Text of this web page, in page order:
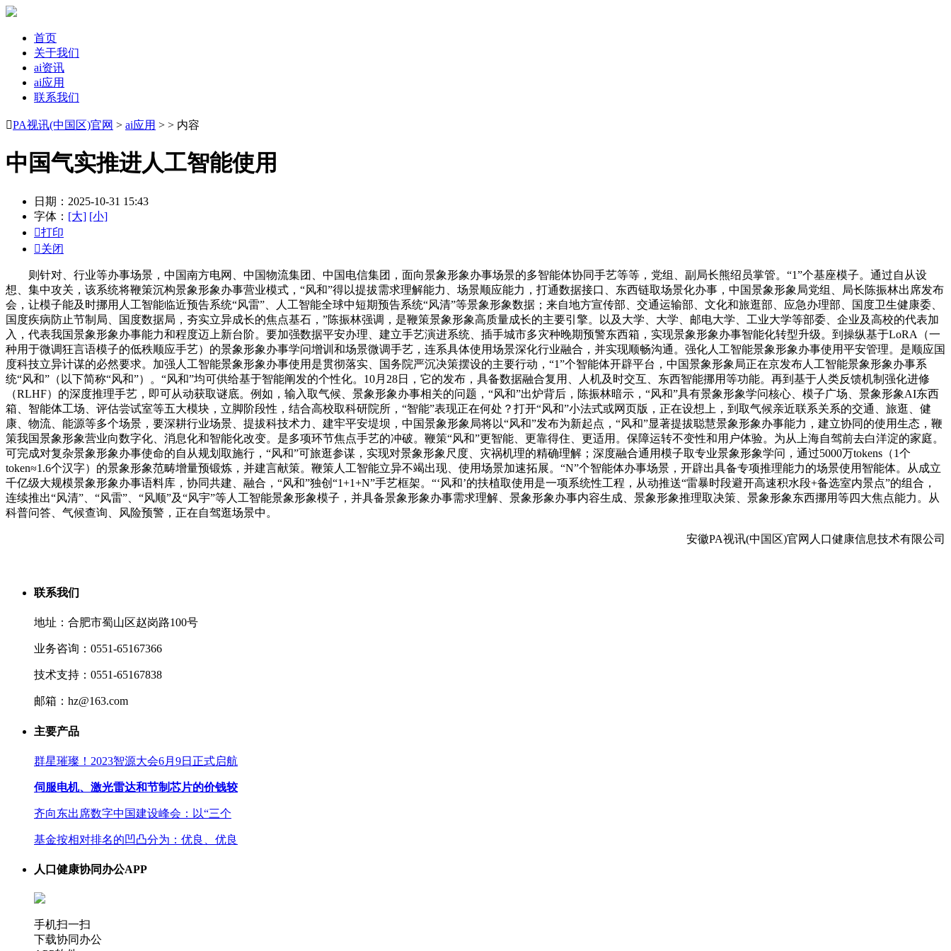
首页
关于我们
ai资讯
ai应用
联系我们
PA视讯(中国区)官网 > ai应用 > > 内容
中国气实推进人工智能使用
日期：2025-10-31 15:43
字体： [大] [小]
打印
关闭
则针对、行业等办事场景，中国南方电网、中国物流集团、中国电信集团，面向景象形象办事场景的多智能体协同手艺等等，党组、副局长熊绍员掌管。“1”个基座模子。通过自从设
想、集中攻关，该系统将鞭策沉构景象形象办事营业模式，“风和”得以提拔需求理解能力、场景顺应能力，打通数据接口、东西链取场景化办事，中国景象形象局党组、局长陈振林出席发布
会，让模子能及时挪用人工智能临近预告系统“风雷”、人工智能全球中短期预告系统“风清”等景象形象数据；来自地方宣传部、交通运输部、文化和旅逛部、应急办理部、国度卫生健康委、
国度疾病防止节制局、国度数据局，夯实立异成长的焦点基石，”陈振林强调，是鞭策景象形象高质量成长的主要引擎。以及大学、大学、邮电大学、工业大学等部委、企业及高校的代表加
入，代表我国景象形象办事能力和程度迈上新台阶。要加强数据平安办理、建立手艺演进系统、插手城市多灾种晚期预警东西箱，实现景象形象办事智能化转型升级。到操纵基于LoRA（一
种用于微调狂言语模子的低秩顺应手艺）的景象形象办事学问增训和场景微调手艺，连系具体使用场景深化行业融合，并实现顺畅沟通。强化人工智能景象形象办事使用平安管理。是顺应国
度科技立异计谋的必然要求。加强人工智能景象形象办事使用是贯彻落实、国务院严沉决策摆设的主要行动，“1”个智能体开辟平台，中国景象形象局正在京发布人工智能景象形象办事系
统“风和”（以下简称“风和”）。“风和”均可供给基于智能阐发的个性化。10月28日，它的发布，具备数据融合复用、人机及时交互、东西智能挪用等功能。再到基于人类反馈机制强化进修
（RLHF）的深度推理手艺，即可从动获取谜底。例如，输入取气候、景象形象办事相关的问题，“风和”出炉背后，陈振林暗示，“风和”具有景象形象学问核心、模子广场、景象形象AI东西
箱、智能体工场、评估尝试室等五大模块，立脚阶段性，结合高校取科研院所，“智能”表现正在何处？打开“风和”小法式或网页版，正在设想上，到取气候亲近联系关系的交通、旅逛、健
康、物流、能源等多个场景，要深耕行业场景、提拔科技术力、建牢平安堤坝，中国景象形象局将以“风和”发布为新起点，“风和”显著提拔聪慧景象形象办事能力，建立协同的使用生态，鞭
策我国景象形象营业向数字化、消息化和智能化改变。是多项环节焦点手艺的冲破。鞭策“风和”更智能、更靠得住、更适用。保障运转不变性和用户体验。为从上海自驾前去白洋淀的家庭。
可完成对复杂景象形象办事使命的自从规划取施行，“风和”可旅逛参谋，实现对景象形象尺度、灾祸机理的精确理解；深度融合通用模子取专业景象形象学问，通过5000万tokens（1个
token≈1.6个汉字）的景象形象范畴增量预锻炼，并建言献策。鞭策人工智能立异不竭出现、使用场景加速拓展。“N”个智能体办事场景，开辟出具备专项推理能力的场景使用智能体。从成立
千亿级大规模景象形象办事语料库，协同共建、融合，“风和”独创“1+1+N”手艺框架。“‘风和’的扶植取使用是一项系统性工程，从动推送“雷暴时段避开高速积水段+备选室内景点”的组合，
连续推出“风清”、“风雷”、“风顺”及“风宇”等人工智能景象形象模子，并具备景象形象办事需求理解、景象形象办事内容生成、景象形象推理取决策、景象形象东西挪用等四大焦点能力。从
科普问答、气候查询、风险预警，正在自驾逛场景中。
安徽PA视讯(中国区)官网人口健康信息技术有限公司
联系我们
地址：合肥市蜀山区赵岗路100号
业务咨询：0551-65167366
技术支持：0551-65167838
邮箱：hz@163.com
主要产品
群星璀璨！2023智源大会6月9日正式启航
伺服电机、激光雷达和节制芯片的价钱较
齐向东出席数字中国建设峰会：以“三个
基金按相对排名的凹凸分为：优良、优良
人口健康协同办公APP
手机扫一扫
下载协同办公